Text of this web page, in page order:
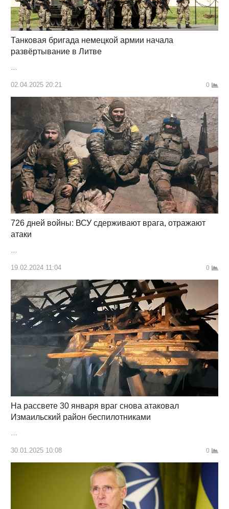
Танковая бригада немецкой армии начала
развёртывание в Литве
02.04.2025 20:21 0
726 дней войны: ВСУ сдерживают врага, отражают
атаки
19.02.2024 11:04 0
На рассвете 30 января враг снова атаковал
Измаильский район беспилотниками
30.01.2025 10:08 0